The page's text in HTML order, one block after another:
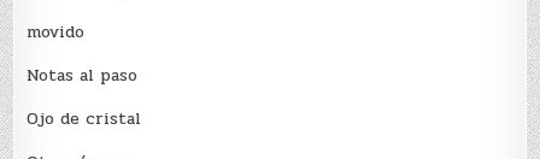
movido
Notas al paso
Ojo de cristal